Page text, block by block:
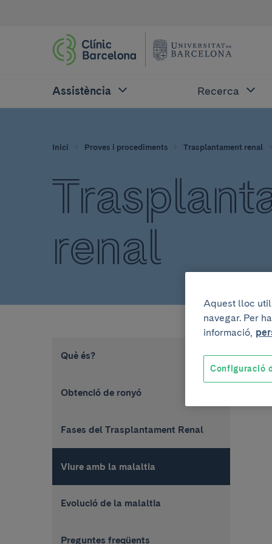
Assistència Recerca
Inici Proves i procediments Trasplantament renal
renal
Què és?
Obtenció de ronyó
Fases del Trasplantament Renal
Viure amb la malaltia
Evolució de la malaltia
Preguntes freqüents
Aquest lloc
navegar. Per
informació,
Configuració